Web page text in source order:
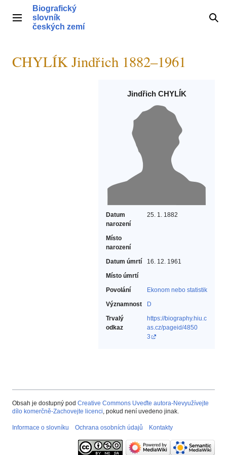
obsahHlavní menu
Biografický
slovník
českých zemí
CHYLÍK Jindřich 1882–1961
Jindřich CHYLÍK
Datum
narození
25. 1. 1882
Místo
narození
Datum úmrtí
16. 12. 1961
Místo úmrtí
Povolání
Ekonom nebo statistik‎
Významnost
D
Trvalý
odkaz
https://biography.hiu.c
as.cz/pageid/4850
3
Obsah je dostupný pod Creative Commons Uveďte autora-Nevyužívejte
dílo komerčně-Zachovejte licenci, pokud není uvedeno jinak.
Informace o slovníku Ochrana osobních údajů Kontakty